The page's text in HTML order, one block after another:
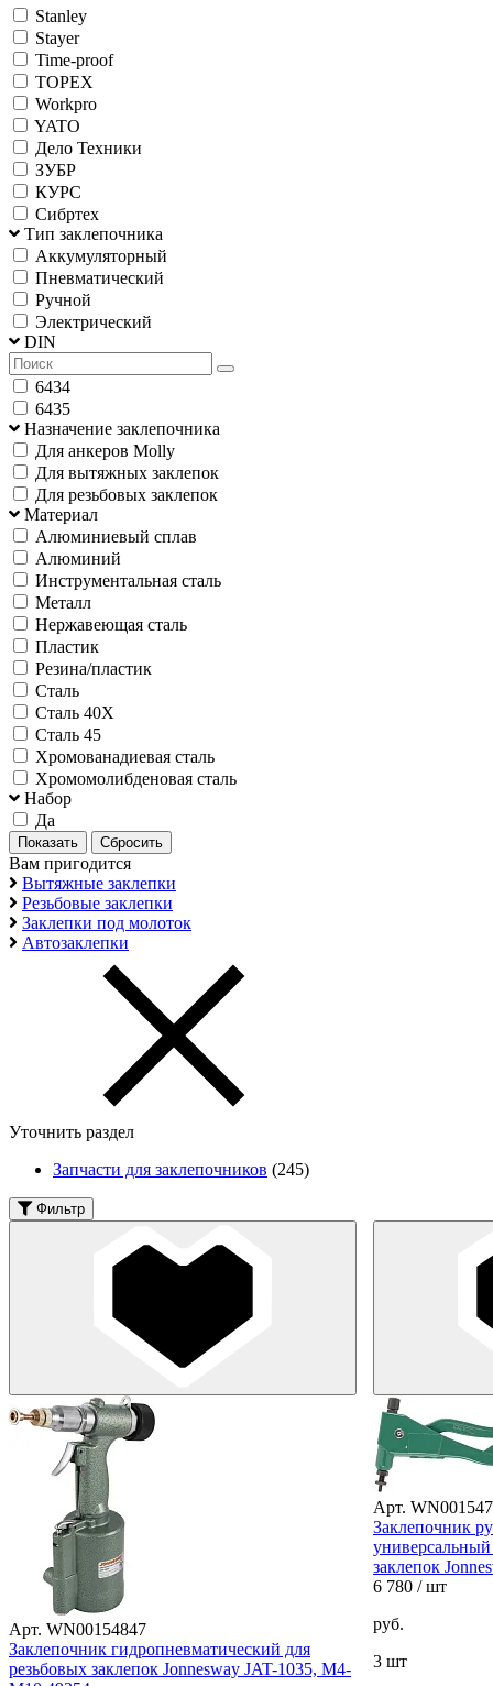
Stanley
Stayer
Time-proof
TOPEX
Workpro
YATO
Дело Техники
ЗУБР
КУРС
Сибртех
Тип заклепочника
Аккумуляторный
Пневматический
Ручной
Электрический
DIN
6434
6435
Назначение заклепочника
Для анкеров Molly
Для вытяжных заклепок
Для резьбовых заклепок
Материал
Алюминиевый сплав
Алюминий
Инструментальная сталь
Металл
Нержавеющая сталь
Пластик
Резина/пластик
Сталь
Сталь 40Х
Сталь 45
Хромованадиевая сталь
Хромомолибденовая сталь
Набор
Да
Вам пригодится
Вытяжные заклепки
Резьбовые заклепки
Заклепки под молоток
Автозаклепки
Уточнить раздел
Запчасти для заклепочников (245)
Фильтр
Арт. WN00154847
Заклепочник гидропневматический для
резьбовых заклепок Jonnesway JAT-1035, М4-
Арт.
Заклепочник
заклепок
6 780 / шт
руб.
3 шт